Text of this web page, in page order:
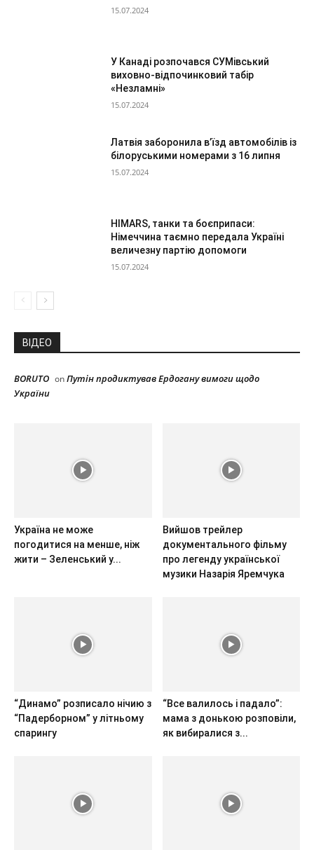
15.07.2024
У Канаді розпочався СУМівський
виховно-відпочинковий табір
«Незламні»
15.07.2024
Латвія заборонила в’їзд автомобілів із
білоруськими номерами з 16 липня
15.07.2024
HIMARS, танки та боєприпаси:
Німеччина таємно передала Україні
величезну партію допомоги
15.07.2024
ВІДЕО
BORUTO onПутін продиктував Ердогану вимоги щодо
України
Україна не може
погодитися на менше, ніж
жити – Зеленський у...
Вийшов трейлер
документального фільму
про легенду української
музики Назарія Яремчука
“Динамо” розписало нічию з
“Падерборном” у літньому
спарингу
“Все валилось і падало”:
мама з донькою розповіли,
як вибиралися з...